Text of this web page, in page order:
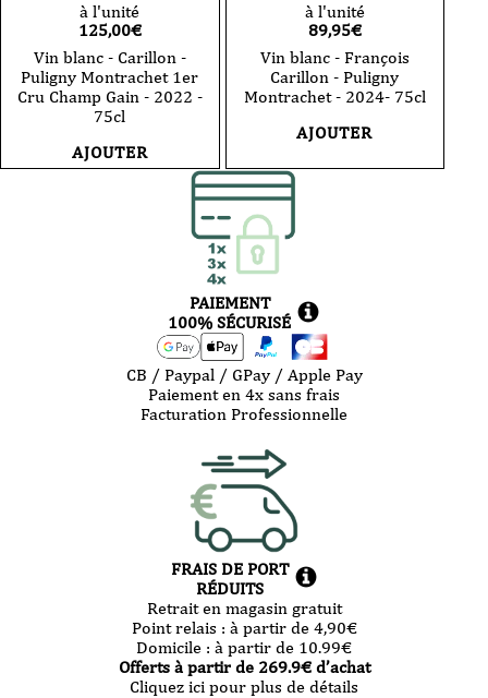
à l'unité
125,00€
Vin blanc - Carillon -
Puligny Montrachet 1er
Cru Champ Gain - 2022 -
75cl
AJOUTER
à l'unité
89,95€
Vin blanc - François
Carillon - Puligny
Montrachet - 2024- 75cl
AJOUTER
PAIEMENT
100% SÉCURISÉ
CB / Paypal / GPay / Apple Pay
Paiement en 4x sans frais
Facturation Professionnelle
FRAIS DE PORT
RÉDUITS
Retrait en magasin gratuit
Point relais : à partir de 4,90€
Domicile : à partir de 10.99€
Offerts à partir de 269.9€ d’achat
Cliquez ici pour plus de détails